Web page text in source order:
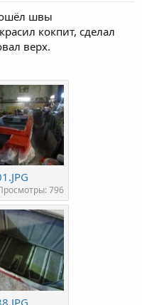
швы
кокпит, сделал
верх.
796